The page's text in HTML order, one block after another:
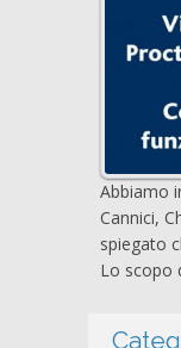
Abbiamo
Cannici,
spiegato
Lo scopo